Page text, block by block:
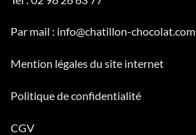
Par mail : info@chatillon-chocolat.com
Mention légales du site internet
Politique de confidentialité
CGV